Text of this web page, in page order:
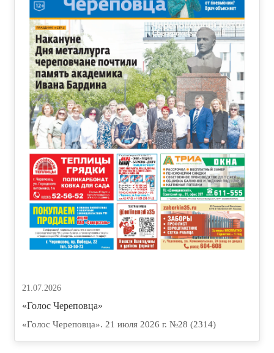
21.07.2026
«Голос Череповца»
«Голос Череповца». 21 июля 2026 г. №28 (2314)